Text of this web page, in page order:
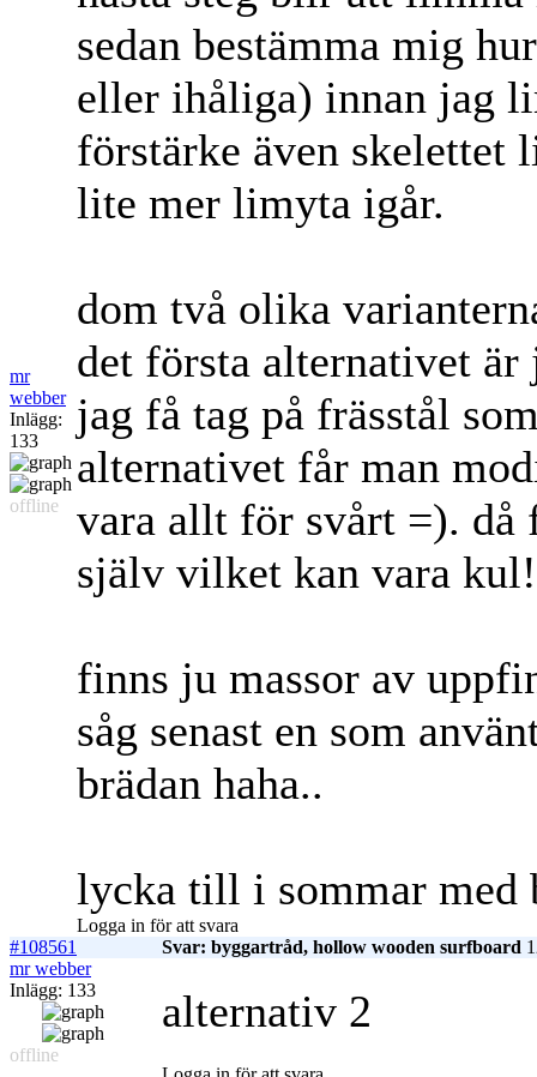
mr
webber
Inlägg:
133
offline
sedan bestämma mig
eller ihåliga) innan jag
förstärke även skelettet
lite mer limyta igår.
dom två olika
det första alternativet är
jag få tag på frässtål
alternativet får man
vara allt för svårt =). då
själv vilket kan vara kul!
finns ju massor av
såg senast en som
brädan haha..
lycka till i sommar med
Logga in för att svara
#108561
Svar: byggartråd, hollow wooden surfboard
mr webber
Inlägg: 133
offline
alternativ 2